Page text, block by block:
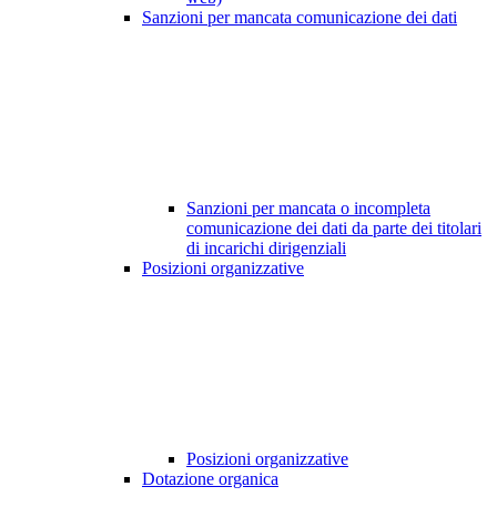
Sanzioni per mancata comunicazione dei dati
Sanzioni per mancata o incompleta
comunicazione dei dati da parte dei titolari
di incarichi dirigenziali
Posizioni organizzative
Posizioni organizzative
Dotazione organica